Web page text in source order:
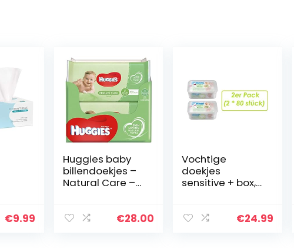
€9.99
Huggies baby
billendoekjes –
Natural Care –
king
€28.00
Vochtige
doekjes
sensitive + box,
€24.99